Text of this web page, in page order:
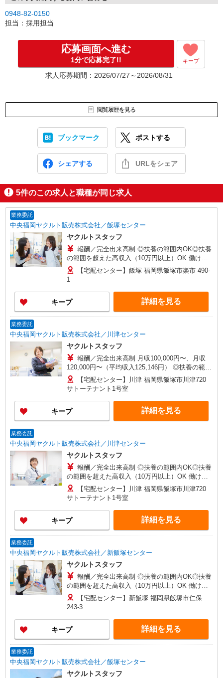
0948-82-0150
担当：採用担当
応募画面へ進む
1分で応募完了!! キープ
求人応募期間：2026/07/27～2026/08/31
閲覧履歴を見る
ブックマーク ポストする
シェアする URLをシェア
5件のこの求人と職種が同じ求人
業務委託
中央福岡ヤクルト販売株式会社／飯塚センター
ヤクルトスタッフ
報酬／完全出来高制 ◎扶養の範囲内OK◎扶養
の範囲を超えた高収入（10万円以上）OK 働ける
時間や環境に合わせて最大限に考慮します。 職場
体験実施！少しでも不安のある方、お気軽にお問
万円※研修・社員同行フォローも約2ヶ月間と充
実！ ◆商品買取りなし！しっかり稼げます◎ ※研
修期間／5日間／4000円／日 収入保障期間：10か
【宅配センター】飯塚 福岡県飯塚市楽市 490-
1
キープ 詳細を見る
業務委託
中央福岡ヤクルト販売株式会社／川津センター
ヤクルトスタッフ
報酬／完全出来高制 月収100,000円〜、月収
120,000円〜（平均収入125,146円） ◎扶養の範囲
内OK◎扶養の範囲を超えた高収入（10万円以上）
OK 働ける時間や環境に合わせて最大限に考慮し
ます。 職場体験実施！少しでも不安のある方、お
気軽にお問い合わせください！ ＊収入補償（10ヶ
月）／月10万円※研修・社員同行フォローも約2ヶ
月間と充実！ ◆商品買取りなし！しっかり稼げま
間：10か月
【宅配センター】川津 福岡県飯塚市川津720
サトーテナント1号室
キープ 詳細を見る
業務委託
中央福岡ヤクルト販売株式会社／川津センター
ヤクルトスタッフ
報酬／完全出来高制 ◎扶養の範囲内OK◎扶養
の範囲を超えた高収入（10万円以上）OK 働ける
時間や環境に合わせて最大限に考慮します。 職場
体験実施！少しでも不安のある方、お気軽にお問
い合わせください！ ＊収入補償（10ヶ月）／月10
万円※研修・社員同行フォローも約2ヶ月間と充
実！ ◆商品買取りなし！しっかり稼げます◎ ※研
修期間／5日間／4000円／日 収入保障期間：10か
【宅配センター】川津 福岡県飯塚市川津720
サトーテナント1号室
キープ 詳細を見る
業務委託
中央福岡ヤクルト販売株式会社／新飯塚センター
ヤクルトスタッフ
報酬／完全出来高制 ◎扶養の範囲内OK◎扶養
の範囲を超えた高収入（10万円以上）OK 働ける
時間や環境に合わせて最大限に考慮します。 職場
体験実施！少しでも不安のある方、お気軽にお問
万円※研修・社員同行フォローも約2ヶ月間と充
実！ ◆商品買取りなし！しっかり稼げます◎ ※研
修期間／5日間／4000円／日 収入保障期間：10か
【宅配センター】新飯塚 福岡県飯塚市仁保
243-3
キープ 詳細を見る
業務委託
中央福岡ヤクルト販売株式会社／飯塚センター
ヤクルトスタッフ